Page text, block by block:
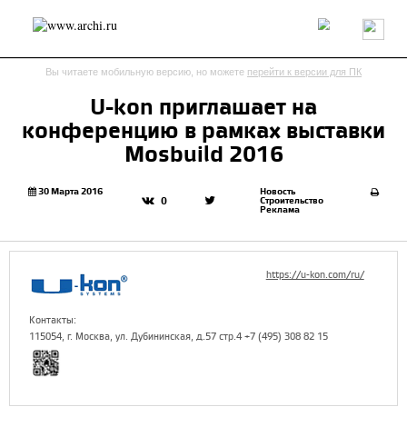
Россия Мир Технологии Интерьер Пресса
Архитекторы
send.project Анонсы конкурсов
Блог
Обзор
Объект
Результаты конкурса
Архитектура
Эко
Вы читаете мобильную версию, но можете перейти к версии для ПК
U-kon приглашает на
конференцию в рамках выставки
Mosbuild 2016
30 Марта 2016
0
Новость
Строительство
Реклама
https://u-kon.com/ru/
Контакты:
115054, г. Москва, ул. Дубининская, д.57 стр.4 +7 (495) 308 82 15